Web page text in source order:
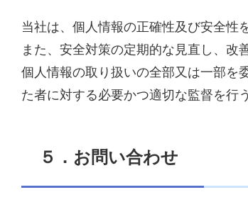
当社は、個人情報の正確性及び安全性
また、安全対策の定期的な見直し、改
個人情報の取り扱いの全部又は一部を
た者に対する必要かつ適切な監督を行
５．お問い合わせ